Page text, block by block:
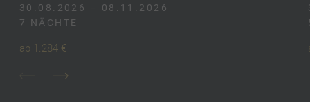
30.08.2026 – 08.11.2026
7 NÄCHTE
ab 1.284 €